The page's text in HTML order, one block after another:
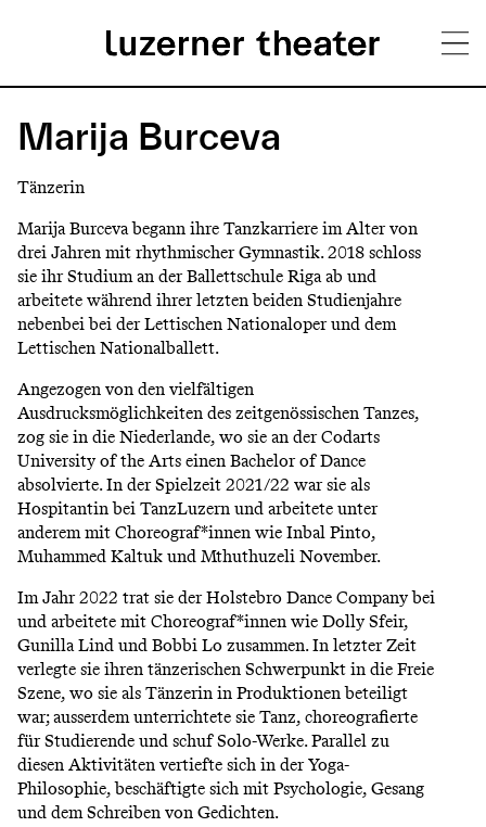
zum
Inhalt
H
u
p
t
m
e
n
ü
Marija Burceva
Tänzerin
Marija Burceva begann ihre Tanzkarriere im Alter von
drei Jahren mit rhythmischer Gymnastik. 2018 schloss
sie ihr Studium an der Ballettschule Riga ab und
arbeitete während ihrer letzten beiden Studienjahre
nebenbei bei der Lettischen Nationaloper und dem
Lettischen Nationalballett.
Angezogen von den vielfältigen
Ausdrucksmöglichkeiten des zeitgenössischen Tanzes,
zog sie in die Niederlande, wo sie an der Codarts
University of the Arts einen Bachelor of Dance
absolvierte. In der Spielzeit 2021/22 war sie als
Hospitantin bei TanzLuzern und arbeitete unter
anderem mit Choreograf*innen wie Inbal Pinto,
Muhammed Kaltuk und Mthuthuzeli November.
Im Jahr 2022 trat sie der Holstebro Dance Company bei
und arbeitete mit Choreograf*innen wie Dolly Sfeir,
Gunilla Lind und Bobbi Lo zusammen. In letzter Zeit
verlegte sie ihren tänzerischen Schwerpunkt in die Freie
Szene, wo sie als Tänzerin in Produktionen beteiligt
war; ausserdem unterrichtete sie Tanz, choreografierte
für Studierende und schuf Solo-Werke. Parallel zu
diesen Aktivitäten vertiefte sich in der Yoga-
Philosophie, beschäftigte sich mit Psychologie, Gesang
und dem Schreiben von Gedichten.